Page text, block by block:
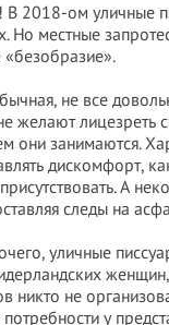
В 2018-ом уличные
Но местные
«безобразие».
не все
желают лицезреть
они занимаются.
дискомфорт,
А
следы на
уличные
никто не
у